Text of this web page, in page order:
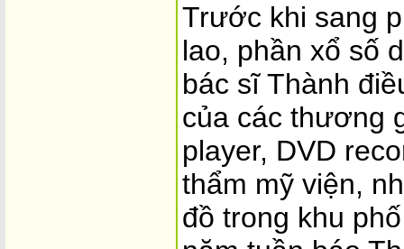
Trước khi sang
lao, phần xổ số
bác sĩ Thành
của các thương
player, DVD
thẩm mỹ viện,
đồ trong khu